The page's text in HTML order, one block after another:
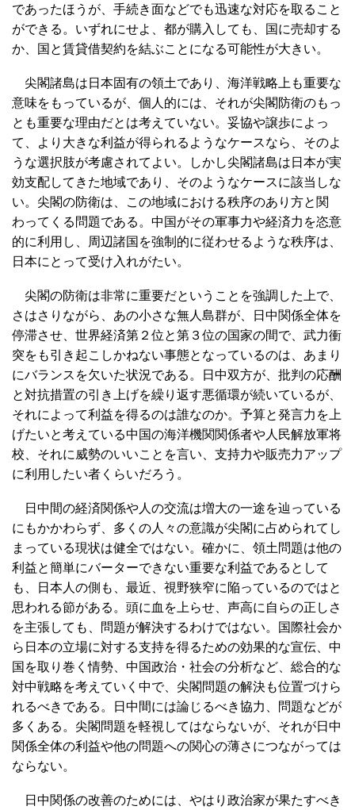
であったほうが、手続き面などでも迅速な対応を取ること
ができる。いずれにせよ、都が購入しても、国に売却する
か、国と賃貸借契約を結ぶことになる可能性が大きい。
尖閣諸島は日本固有の領土であり、海洋戦略上も重要な
意味をもっているが、個人的には、それが尖閣防衛のもっ
とも重要な理由だとは考えていない。妥協や譲歩によっ
て、より大きな利益が得られるようなケースなら、そのよ
うな選択肢が考慮されてよい。しかし尖閣諸島は日本が実
効支配してきた地域であり、そのようなケースに該当しな
い。尖閣の防衛は、この地域における秩序のあり方と関
わってくる問題である。中国がその軍事力や経済力を恣意
的に利用し、周辺諸国を強制的に従わせるような秩序は、
日本にとって受け入れがたい。
尖閣の防衛は非常に重要だということを強調した上で、
さはさりながら、あの小さな無人島群が、日中関係全体を
停滞させ、世界経済第２位と第３位の国家の間で、武力衝
突をも引き起こしかねない事態となっているのは、あまり
にバランスを欠いた状況である。日中双方が、批判の応酬
と対抗措置の引き上げを繰り返す悪循環が続いているが、
それによって利益を得るのは誰なのか。予算と発言力を上
げたいと考えている中国の海洋機関関係者や人民解放軍将
校、それに威勢のいいことを言い、支持力や販売力アップ
に利用したい者くらいだろう。
日中間の経済関係や人の交流は増大の一途を辿っている
にもかかわらず、多くの人々の意識が尖閣に占められてし
まっている現状は健全ではない。確かに、領土問題は他の
利益と簡単にバーターできない重要な利益であるとして
も、日本人の側も、最近、視野狭窄に陥っているのではと
思われる節がある。頭に血を上らせ、声高に自らの正しさ
を主張しても、問題が解決するわけではない。国際社会か
ら日本の立場に対する支持を得るための効果的な宣伝、中
国を取り巻く情勢、中国政治・社会の分析など、総合的な
対中戦略を考えていく中で、尖閣問題の解決も位置づけら
れるべきである。日中間には論じるべき協力、問題などが
多くある。尖閣問題を軽視してはならないが、それが日中
関係全体の利益や他の問題への関心の薄さにつながっては
ならない。
日中関係の改善のためには、やはり政治家が果たすべき